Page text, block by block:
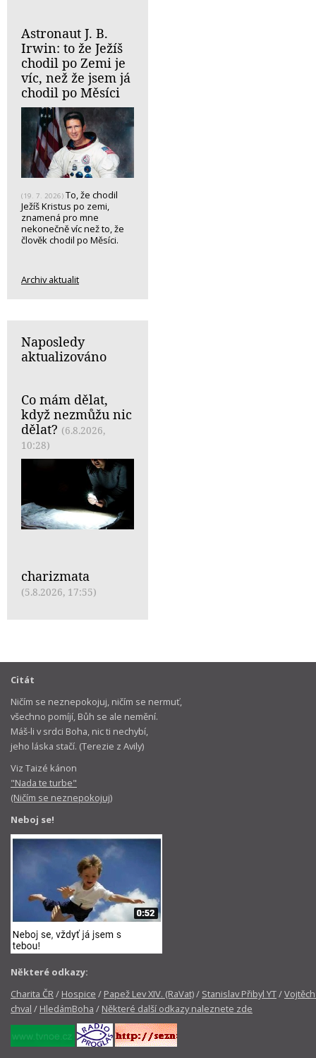
Astronaut J. B.
Irwin: to že Ježíš
chodil po Zemi je
víc, než že jsem já
chodil po Měsíci
(19. 7. 2026) To, že chodil
Ježíš Kristus po zemi,
znamená pro mne
nekonečně víc než to, že
člověk chodil po Měsíci.
Archiv aktualit
Naposledy
aktualizováno
Co mám dělat,
když nezmůžu nic
dělat? (6.8.2026,
10:28)
charizmata
(5.8.2026, 17:55)
Citát
Ničím se neznepokojuj, ničím se nermuť,
všechno pomíjí, Bůh se ale nemění.
Máš-li v srdci Boha, nic ti nechybí,
jeho láska stačí. (Terezie z Avily)
Viz Taizé kánon
"Nada te turbe"
(Ničím se neznepokojuj)
Neboj se!
Některé odkazy:
Charita ČR/ Hospice / Papež Lev XIV. (RaVat)/ Stanislav Přibyl YT/
chval / HledámBoha / Některé další odkazy naleznete zde